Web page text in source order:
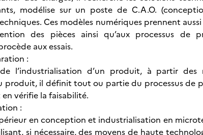
modélise sur un poste de C.A.O.
Ces modèles numériques prennent
des pièces ainsi qu’aux processus de
aux essais.
:
l’industrialisation d’un produit, à partir des
produit, il définit tout ou partie du processus de
en vérifie la faisabilité.
:
en conception et industrialisation en
si nécessaire, des moyens de haute